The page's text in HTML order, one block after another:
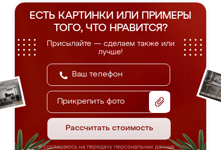
ЕСТЬ КАРТИНКИ ИЛИ ПРИМЕРЫ
ТОГО, ЧТО НРАВИТСЯ?
Присылайте — сделаем также или
лучше!
Прикрепить фото
Рассчитать стоимость
Я соглашаюсь на передачу персональных данных